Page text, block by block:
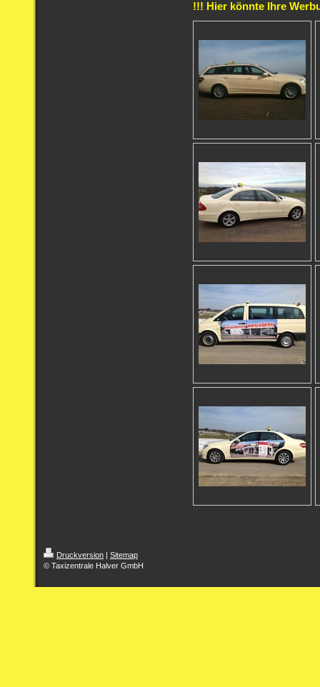
!!! Hier könnte Ihre
Druckversion | Sitemap
© Taxizentrale Halver GmbH